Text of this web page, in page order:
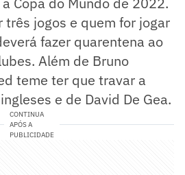
três jogos e quem for jogar
fazer quarentena ao
Além de Bruno
teme ter que travar a
e de David De Gea.
CONTINUA
APÓS A
PUBLICIDADE